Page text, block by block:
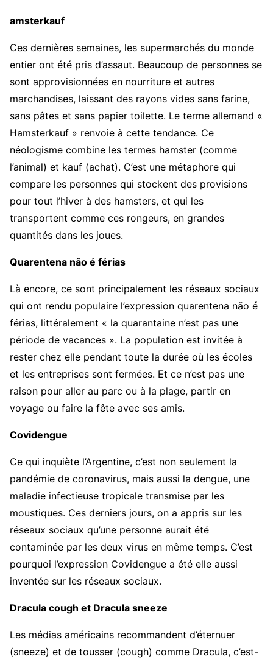
amsterkauf
Ces dernières semaines, les supermarchés du monde
entier ont été pris d’assaut. Beaucoup de personnes se
sont approvisionnées en nourriture et autres
marchandises, laissant des rayons vides sans farine,
sans pâtes et sans papier toilette. Le terme allemand «
Hamsterkauf » renvoie à cette tendance. Ce
néologisme combine les termes hamster (comme
l’animal) et kauf (achat). C’est une métaphore qui
compare les personnes qui stockent des provisions
pour tout l’hiver à des hamsters, et qui les
transportent comme ces rongeurs, en grandes
quantités dans les joues.
Quarentena não é férias
Là encore, ce sont principalement les réseaux sociaux
qui ont rendu populaire l’expression quarentena não é
férias, littéralement « la quarantaine n’est pas une
période de vacances ». La population est invitée à
rester chez elle pendant toute la durée où les écoles
et les entreprises sont fermées. Et ce n’est pas une
raison pour aller au parc ou à la plage, partir en
voyage ou faire la fête avec ses amis.
Covidengue
Ce qui inquiète l’Argentine, c’est non seulement la
pandémie de coronavirus, mais aussi la dengue, une
maladie infectieuse tropicale transmise par les
moustiques. Ces derniers jours, on a appris sur les
réseaux sociaux qu’une personne aurait été
contaminée par les deux virus en même temps. C’est
pourquoi l’expression Covidengue a été elle aussi
inventée sur les réseaux sociaux.
Dracula cough et Dracula sneeze
Les médias américains recommandent d’éternuer
(sneeze) et de tousser (cough) comme Dracula, c’est-